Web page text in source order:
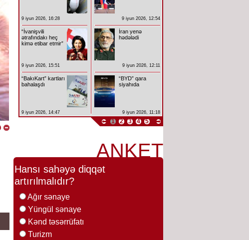
9 iyun 2026, 16:28
“İvanişvili
ətrafındakı heç
kimə etibar etmir”
9 iyun 2026, 15:51
“BakıKart” kartları
bahalaşdı
9 iyun 2026, 14:47
9 iyun 2026, 12:54
İran yenə
hədələdi
9 iyun 2026, 12:11
“BYD” qara
siyahıda
9 iyun 2026, 11:18
1 2 3 4 5
ANKET
Hansı sahəyə diqqət
artırılmalıdır?
Ağır sənaye
Yüngül sənaye
Kənd təsərrüfatı
Turizm